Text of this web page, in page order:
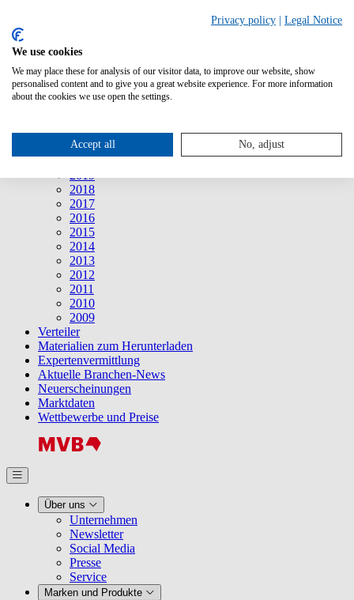
Mitteilungen
2026
2025
2024
2022
2021
2020
2019
2018
2017
2016
2015
2014
2013
2012
2011
2010
2009
Verteiler
Materialien zum Herunterladen
Expertenvermittlung
Aktuelle Branchen-News
Neuerscheinungen
Marktdaten
Wettbewerbe und Preise
Über uns
Unternehmen
Newsletter
Social Media
Presse
Service
Marken und Produkte
Privacy policy Legal Notice
We use cookies
We may place these for analysis of our visitor data, to improve our website, show
personalised content and to give you a great website experience. For more information
about the cookies we use open the settings.
Accept all No, adjust